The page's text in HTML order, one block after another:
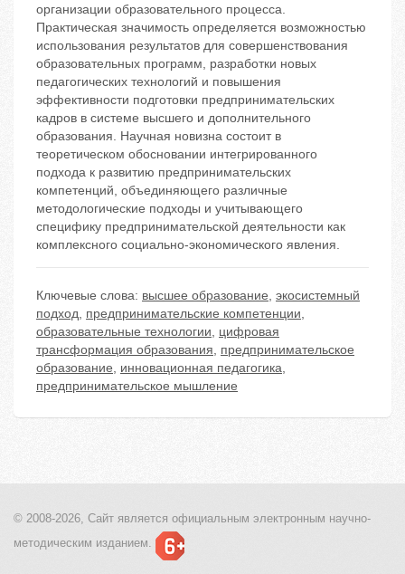
организации образовательного процесса.
Практическая значимость определяется возможностью
использования результатов для совершенствования
образовательных программ, разработки новых
педагогических технологий и повышения
эффективности подготовки предпринимательских
кадров в системе высшего и дополнительного
образования. Научная новизна состоит в
теоретическом обосновании интегрированного
подхода к развитию предпринимательских
компетенций, объединяющего различные
методологические подходы и учитывающего
специфику предпринимательской деятельности как
комплексного социально-экономического явления.
Ключевые слова: высшее образование, экосистемный
подход, предпринимательские компетенции,
образовательные технологии, цифровая
трансформация образования, предпринимательское
образование, инновационная педагогика,
предпринимательское мышление
© 2008-2026, Сайт является официальным электронным научно-
методическим изданием.